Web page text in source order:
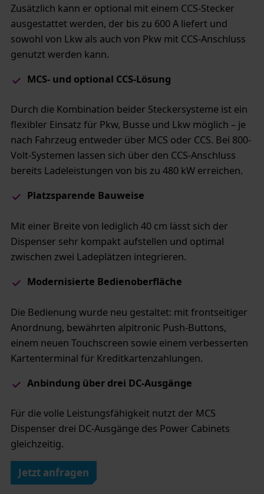
Zusätzlich kann er optional mit einem CCS-Stecker
ausgestattet werden, der bis zu 600 A liefert und
sowohl von Lkw als auch von Pkw mit CCS-Anschluss
genutzt werden kann.
MCS- und optional CCS-Lösung​
Durch die Kombination beider Steckersysteme ist ein
flexibler Einsatz für Pkw, Busse und Lkw möglich – je
nach Fahrzeug entweder über MCS oder CCS. Bei 800-
Volt-Systemen lassen sich über den CCS-Anschluss
bereits Ladeleistungen von bis zu 480 kW erreichen.
Platzsparende Bauweise
Mit einer Breite von lediglich 40 cm lässt sich der
Dispenser sehr kompakt aufstellen und optimal
zwischen zwei Ladeplätzen integrieren.
​Modernisierte Bedienoberfläche
Die Bedienung wurde neu gestaltet: mit frontseitiger
Anordnung, bewährten alpitronic Push-Buttons,
einem neuen Touchscreen sowie einem verbesserten
Kartenterminal für Kreditkartenzahlungen.
Anbindung über drei DC-Ausgänge​
Für die volle Leistungsfähigkeit nutzt der MCS
Dispenser drei DC-Ausgänge des Power Cabinets
gleichzeitig.
Jetzt anfragen